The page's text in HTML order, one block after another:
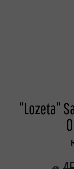
“Lozeta”